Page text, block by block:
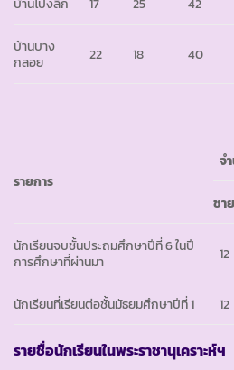
บ้านบาง
กลอย
22 18 40
รายการ
จ
ชาย
นักเรียนจบชั้นประถมศึกษาปีที่ 6 ในปี
การศึกษาที่ผ่านมา
12
นักเรียนที่เรียนต่อชั้นมัธยมศึกษาปีที่ 1 12
รายชื่อนักเรียนในพระราชานุเคราะห์ฯ